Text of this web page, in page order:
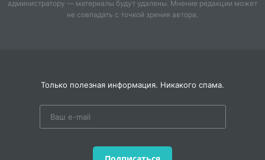
администратору — материалы будут удалены. Мнение редакции может
не совпадать с точкой зрения автора.
Только полезная информация. Никакого спама.